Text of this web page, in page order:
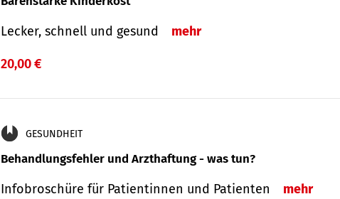
Lecker, schnell und gesund mehr
20,00 €
GESUNDHEIT
Behandlungsfehler und Arzthaftung - was tun?
Infobroschüre für Patientinnen und Patienten mehr